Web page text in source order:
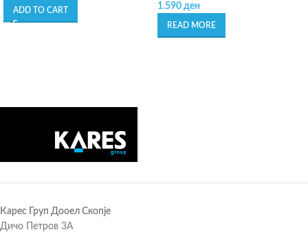
ADD TO CART
1.590 ден
READ MORE
Карес Груп Дооел Скопје
Дичо Петров 3А